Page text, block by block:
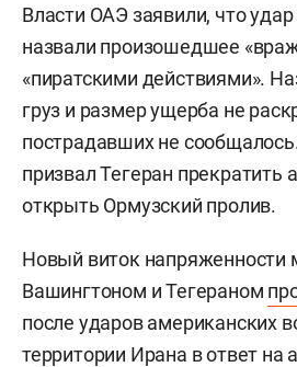
Власти ОАЭ заявили, что
назвали произошедшее
«пиратскими действиями».
груз и размер ущерба не
пострадавших не
призвал Тегеран прекратить
открыть Ормузский пролив.
Новый виток напряженности
Вашингтоном и Тегераном
после ударов американских
территории Ирана в ответ на